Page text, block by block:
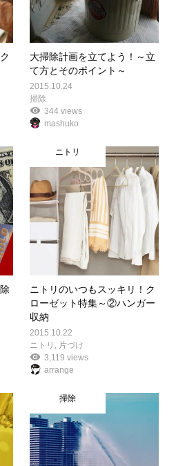
大掃除計画を立てよう！～立
て方とそのポイント～
2015.10.24
掃除
344 views
mashuko
ニトリ
ニトリのいつもスッキリ！ク
ローゼット特集～②ハンガー
収納
2015.10.22
ニトリ , 片づけ
3,119 views
arrange
掃除